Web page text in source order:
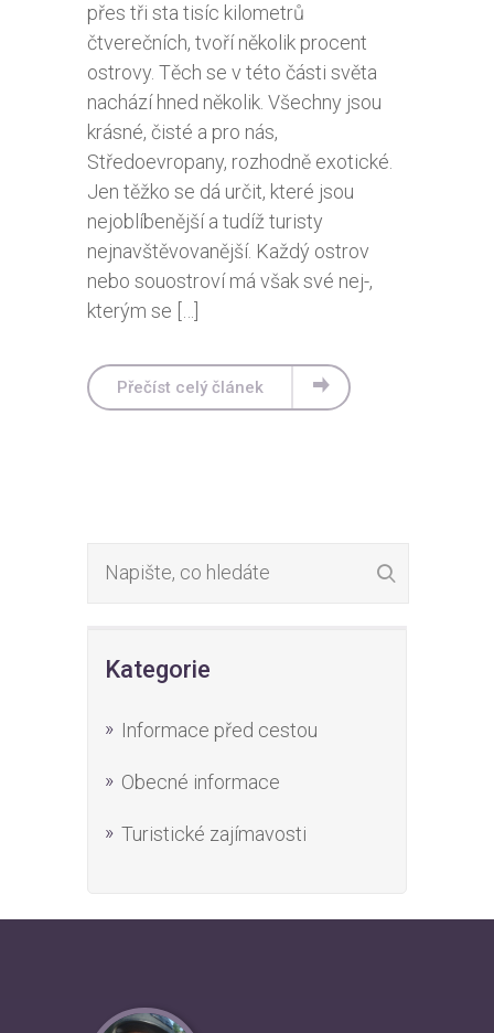
přes tři sta tisíc kilometrů
čtverečních, tvoří několik procent
ostrovy. Těch se v této části světa
nachází hned několik. Všechny jsou
krásné, čisté a pro nás,
Středoevropany, rozhodně exotické.
Jen těžko se dá určit, které jsou
nejoblíbenější a tudíž turisty
nejnavštěvovanější. Každý ostrov
nebo souostroví má však své nej-,
kterým se […]
Přečíst celý článek
Kategorie
Informace před cestou
Obecné informace
Turistické zajímavosti